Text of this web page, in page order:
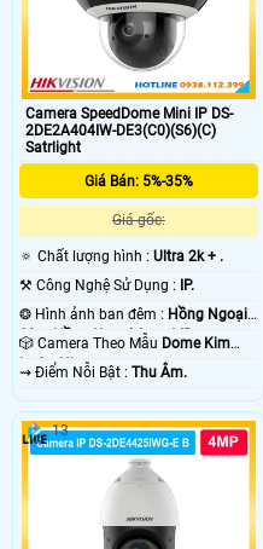
Camera SpeedDome Mini IP DS-
2DE2A404IW-DE3(C0)(S6)(C)
Satrlight
Giá Bán: 5%-35%
Giá gốc:
🔅 Chất lượng hình : Ultra 2k + .
⚒ Công Nghệ Sử Dụng :
IP.
❂ Hình ảnh ban đêm : Hồng Ngoại
20m Hồng Ngoại Smart IR.
🎲 Camera Theo Mẫu Dome Kim
loại + Nhựa.
️⇝ Điểm Nỗi Bật : Thu Âm.
13